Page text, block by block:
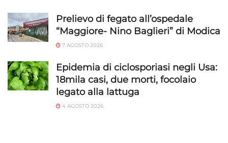
Prelievo di fegato all’ospedale
“Maggiore- Nino Baglieri” di Modica
7 AGOSTO 2026
Epidemia di ciclosporiasi negli Usa:
18mila casi, due morti, focolaio
legato alla lattuga
4 AGOSTO 2026